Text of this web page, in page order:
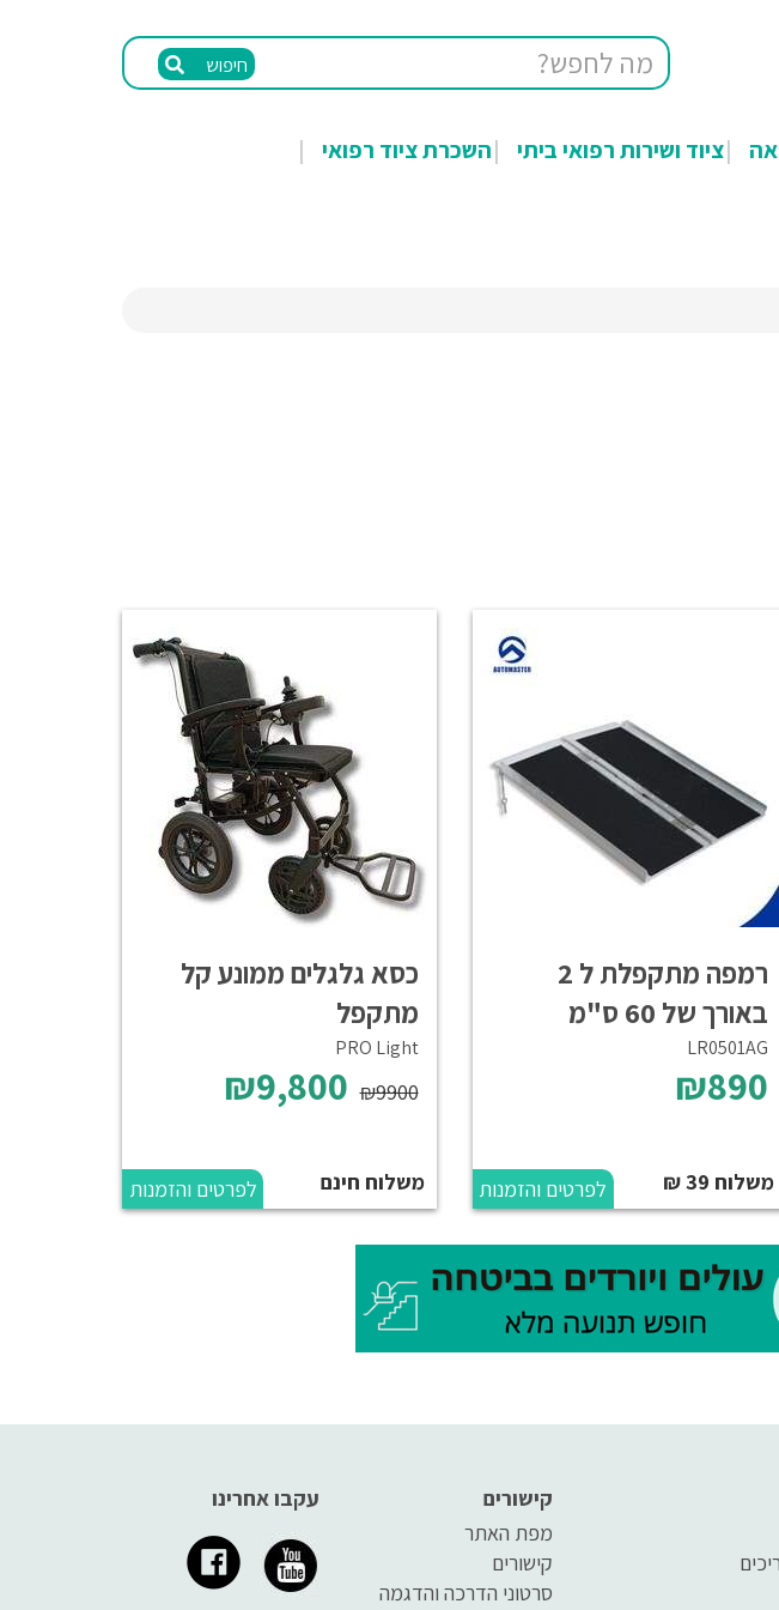
חיפוש
ציוד ושירות רפואי ביתי
השכרת ציוד רפואי
רמפה מתקפלת ל 2
באורך של 60 ס"מ
LR0501AG
₪890
משלוח 39 ₪ לפרטים והזמנות
כסא גלגלים ממונע קל
מתקפל
PRO Light
₪9,800 ₪9900
משלוח חינם לפרטים והזמנות
עקבו אחרינו
קישורים
מפת האתר
קישורים
סרטוני הדרכה והדגמה